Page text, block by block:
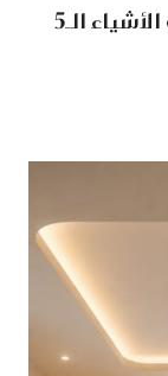
لحمام أكثر أناقة.. تخلصي من هذه الأشياء الـ5